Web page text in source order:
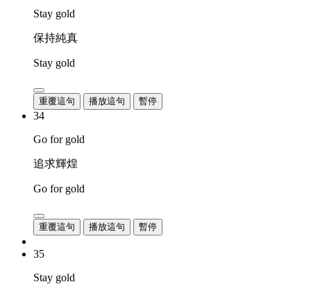
Stay gold
保持純真
Stay gold
重覆這句 播放這句 暫停
34
Go for gold
追求輝煌
Go for gold
重覆這句 播放這句 暫停
35
Stay gold